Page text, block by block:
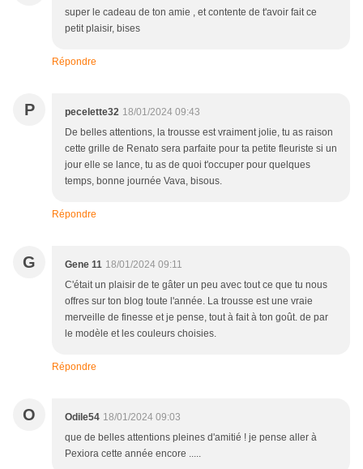
super le cadeau de ton amie , et contente de t'avoir fait ce
petit plaisir, bises
Répondre
P pecelette32 18/01/2024 09:43
De belles attentions, la trousse est vraiment jolie, tu as raison
cette grille de Renato sera parfaite pour ta petite fleuriste si un
jour elle se lance, tu as de quoi t'occuper pour quelques
temps, bonne journée Vava, bisous.
Répondre
G Gene 11 18/01/2024 09:11
C'était un plaisir de te gâter un peu avec tout ce que tu nous
offres sur ton blog toute l'année. La trousse est une vraie
merveille de finesse et je pense, tout à fait à ton goût. de par
le modèle et les couleurs choisies.
Répondre
O Odile54 18/01/2024 09:03
que de belles attentions pleines d'amitié ! je pense aller à
Pexiora cette année encore .....